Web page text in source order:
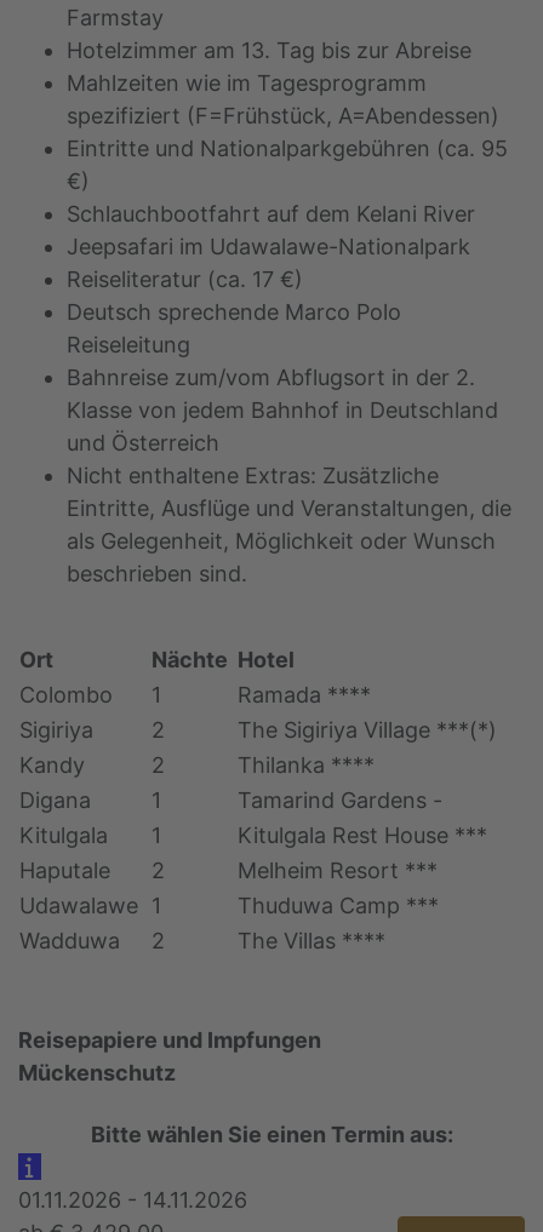
Farmstay
Hotelzimmer am 13. Tag bis zur Abreise
Mahlzeiten wie im Tagesprogramm
spezifiziert (F=Frühstück, A=Abendessen)
Eintritte und Nationalparkgebühren (ca. 95
€)
Schlauchbootfahrt auf dem Kelani River
Jeepsafari im Udawalawe-Nationalpark
Reiseliteratur (ca. 17 €)
Deutsch sprechende Marco Polo
Reiseleitung
Bahnreise zum/vom Abflugsort in der 2.
Klasse von jedem Bahnhof in Deutschland
und Österreich
Nicht enthaltene Extras: Zusätzliche
Eintritte, Ausflüge und Veranstaltungen, die
als Gelegenheit, Möglichkeit oder Wunsch
beschrieben sind.
Ort Nächte Hotel
Colombo
1
Ramada ****
Sigiriya
2
The Sigiriya Village ***(*)
Kandy
2
Thilanka ****
Digana
1
Tamarind Gardens -
Kitulgala
1
Kitulgala Rest House ***
Haputale
2
Melheim Resort ***
Udawalawe 1
Thuduwa Camp ***
Wadduwa
2 The Villas ****
Reisepapiere und Impfungen
Mückenschutz
Bitte wählen Sie einen Termin aus:
01.11.2026 - 14.11.2026